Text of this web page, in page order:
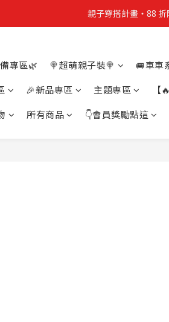
親子穿搭計畫・88 折
親子穿搭計畫・88 折
買4件短T送雨傘☂️！【這把傘，大
親子穿搭計畫・88
專區🌿 🍭超萌親子裝🍭 🚐車車
🎉新品專區 主題專區 【
所有商品 👇會員獎勵點這